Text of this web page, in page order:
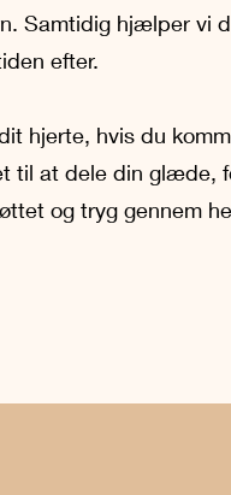
Samtidig hjælper vi
efter.
hjerte, hvis du
til at dele din glæde,
og tryg gennem